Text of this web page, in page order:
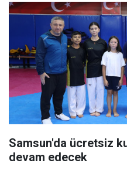
Samsun'da ücretsiz
devam edecek